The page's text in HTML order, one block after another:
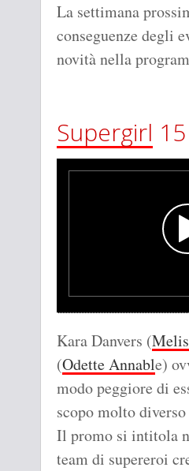
La settimana
conseguenze degli
novità nella
Supergirl
Kara Danvers (
(Odette Annable)
modo peggiore di
scopo molto
Il promo si intitola
team di supereroi